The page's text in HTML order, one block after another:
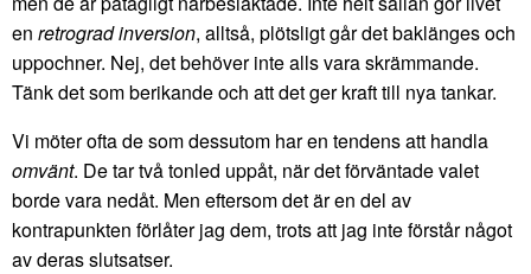
en retrograd inversion, alltså, plötsligt går det baklänges och
uppochner. Nej, det behöver inte alls vara skrämmande.
Tänk det som berikande och att det ger kraft till nya tankar.
Vi möter ofta de som dessutom har en tendens att handla
omvänt. De tar två tonled uppåt, när det förväntade valet
borde vara nedåt. Men eftersom det är en del av
kontrapunkten förlåter jag dem, trots att jag inte förstår något
av deras slutsatser.